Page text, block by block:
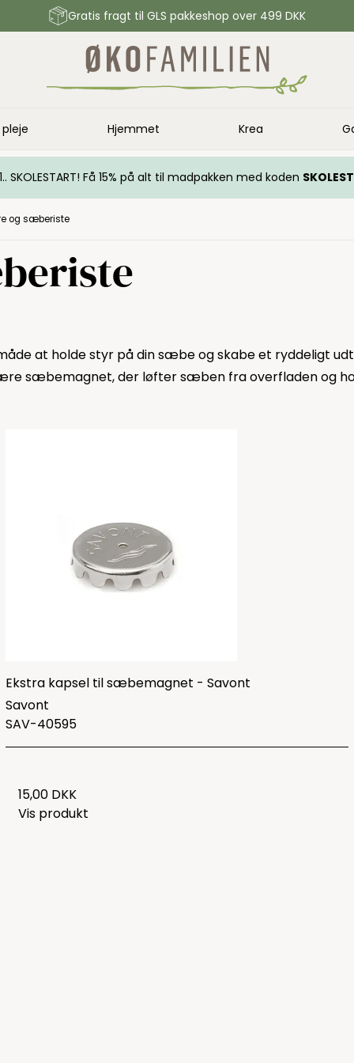
Gratis fragt til GLS pakkeshop over 499 DKK
Hjemmet Krea
SKOLESTART! Få 15% på alt til madpakken med koden
og sæberiste
at holde styr på din sæbe og skabe et ryddeligt
sæbemagnet, der løfter sæben fra overfladen og
Ekstra kapsel til sæbemagnet - Savont
Savont
SAV-40595
15,00 DKK
Vis produkt